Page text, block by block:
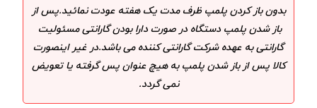
بدون باز کردن پلمپ ظرف مدت یک هفته عودت نمائید.پس از
باز شدن پلمپ دستگاه در صورت دارا بودن گارانتی مسئولیت
گارانتی به عهده شرکت گارانتی کننده می باشد.در غیر اینصورت
کالا پس از باز شدن پلمپ به هیچ عنوان پس گرفته یا تعویض
نمی گردد.